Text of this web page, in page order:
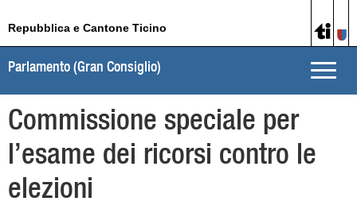
Repubblica e Cantone Ticino
Toggle
Parlamento (Gran Consiglio)
Commissione speciale per
l’esame dei ricorsi contro le
elezioni